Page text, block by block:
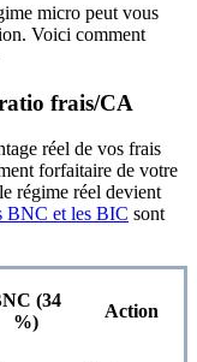
micro peut vous
Voici comment
frais/CA
réel de vos frais
forfaitaire de votre
régime réel devient
BNC et les BIC sont
(34
%)
Action